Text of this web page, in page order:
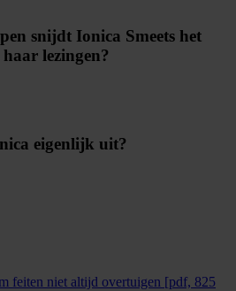
snijdt Ionica Smeets het
lezingen?
eigenlijk uit?
feiten niet altijd overtuigen [pdf, 825